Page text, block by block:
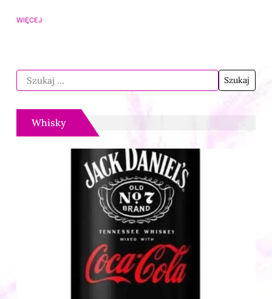
WIĘCEJ
Whisky